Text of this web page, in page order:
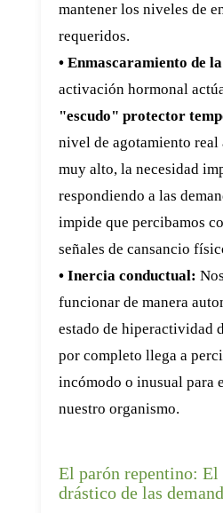
mantener los niveles de
requeridos.
• Enmascaramiento de
activación hormonal
"escudo" protector
nivel de agotamiento real
muy alto, la necesidad
respondiendo a las
impide que percibamos
señales de cansancio
• Inercia conductual:
funcionar de manera
estado de hiperactividad
por completo llega a
incómodo o inusual para
nuestro organismo.
El parón repentino: El
drástico de las